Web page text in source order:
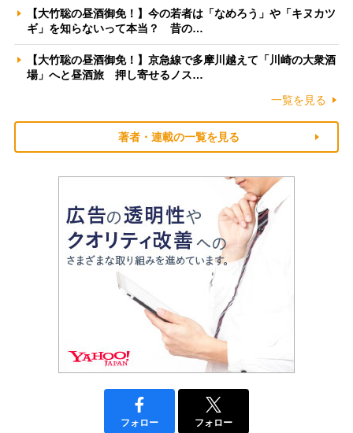
【大竹聡の昼酒御免！】今の若者は「なめろう」や「キヌカツ
ギ」を知らないって本当？ 昔の…
【大竹聡の昼酒御免！】京急線で多摩川越えて「川崎の大衆酒
場」へと昼酒旅 押し寄せるノス…
一覧を見る
著者・連載の一覧を見る
フォロー フォロー